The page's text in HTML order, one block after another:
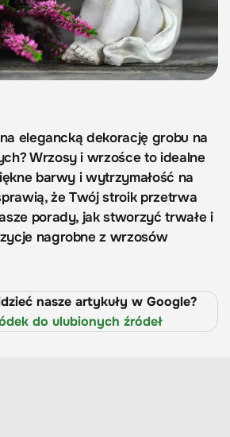
elegancką dekorację grobu na
Wrzosy i wrzośce to idealne
barwy i wytrzymałość na
że Twój stroik przetrwa
porady, jak stworzyć trwałe i
nagrobne z wrzosów
nasze artykuły w Google?
do ulubionych źródeł